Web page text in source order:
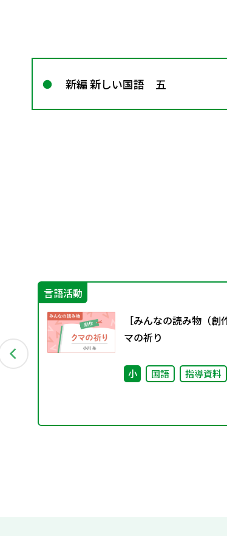
新編 新しい国語 五
デ
言語活動
［みんなの読み物（創
マの祈り
小 国語 指導資料